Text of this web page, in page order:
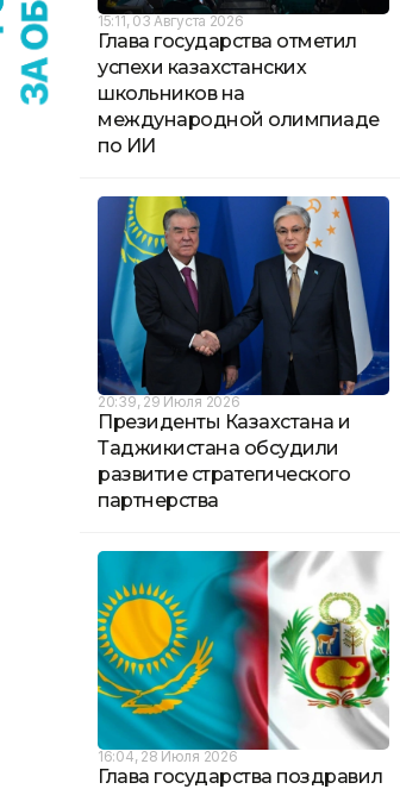
15:11, 03 Августа 2026
Глава государства отметил
успехи казахстанских
школьников на
международной олимпиаде
по ИИ
20:39, 29 Июля 2026
Президенты Казахстана и
Таджикистана обсудили
развитие стратегического
партнерства
16:04, 28 Июля 2026
Глава государства поздравил